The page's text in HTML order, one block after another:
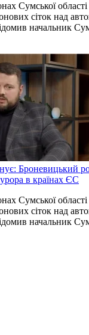
Сумської
сіток над
начальник
Броневицький
в країнах ЄС
Сумської
сіток над
начальник